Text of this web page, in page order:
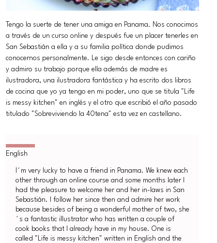
Tengo la suerte de tener una amiga en Panama. Nos conocimos
a través de un curso online y después fue un placer tenerles en
San Sebastián a ella y a su familia política donde pudimos
conocernos personalmente. Le sigo desde entonces con cariño
y admiro su trabajo porque ella además de madre es
ilustradora, una ilustradora fantástica y ha escrito dos libros
de cocina que yo ya tengo en mi poder, uno que se titula "Life
is messy kitchen" en inglés y el otro que escribió el año pasado
titulado "Sobreviviendo la 40tena" esta vez en castellano.
I´m very lucky to have a friend in Panama. We knew each
other through an online course and some months later I
had the pleasure to welcome her and her in-laws in San
Sebastián. I follow her since then and admire her work
because besides of being a wonderful mother of two, she
´s a fantastic illustrator who has written a couple of
cook books that I already have in my house. One is
called "Life is messy kitchen" written in English and the